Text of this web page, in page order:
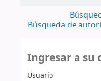
Búsqueda de
Ingresar a su
Usuario